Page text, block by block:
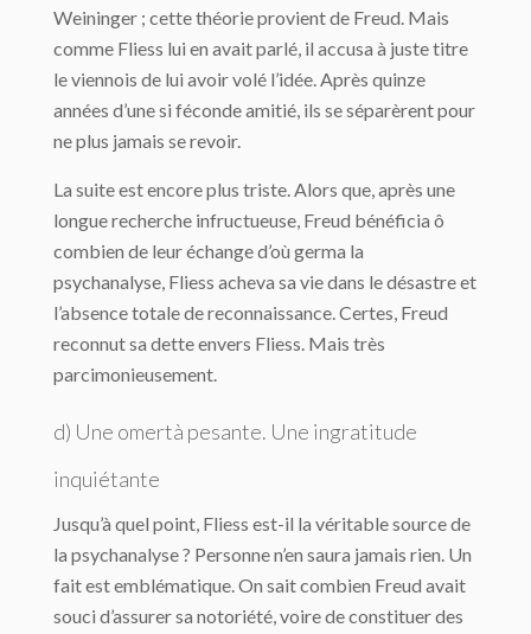
Weininger ; cette théorie provient de Freud. Mais
comme Fliess lui en avait parlé, il accusa à juste titre
le viennois de lui avoir volé l’idée. Après quinze
années d’une si féconde amitié, ils se séparèrent pour
ne plus jamais se revoir.
La suite est encore plus triste. Alors que, après une
longue recherche infructueuse, Freud bénéficia ô
combien de leur échange d’où germa la
psychanalyse, Fliess acheva sa vie dans le désastre et
l’absence totale de reconnaissance. Certes, Freud
reconnut sa dette envers Fliess. Mais très
parcimonieusement.
d) Une omertà pesante. Une ingratitude
inquiétante
Jusqu’à quel point, Fliess est-il la véritable source de
la psychanalyse ? Personne n’en saura jamais rien. Un
fait est emblématique. On sait combien Freud avait
souci d’assurer sa notoriété, voire de constituer des